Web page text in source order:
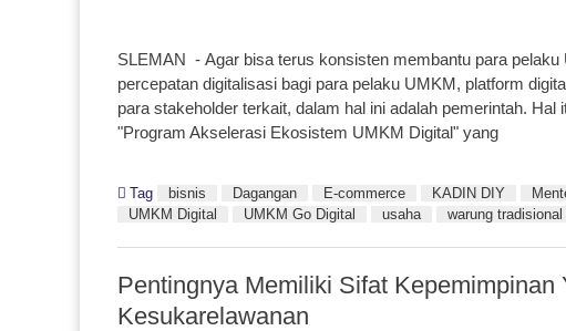
SLEMAN - Agar bisa terus konsisten membantu para
percepatan digitalisasi bagi para pelaku UMKM, platform
para stakeholder terkait, dalam hal ini adalah pemerintah.
"Program Akselerasi Ekosistem UMKM Digital" yang
Tag bisnis Dagangan E-commerce KADIN DIY
UMKM Digital
UMKM Go Digital usaha warung tradisional
Pentingnya Memiliki Sifat
Kesukarelawanan